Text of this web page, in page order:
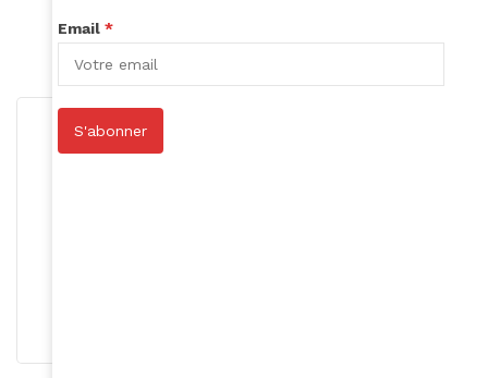
Conseil santé : les bienfaits de l’avocat
Email *
S'abonner